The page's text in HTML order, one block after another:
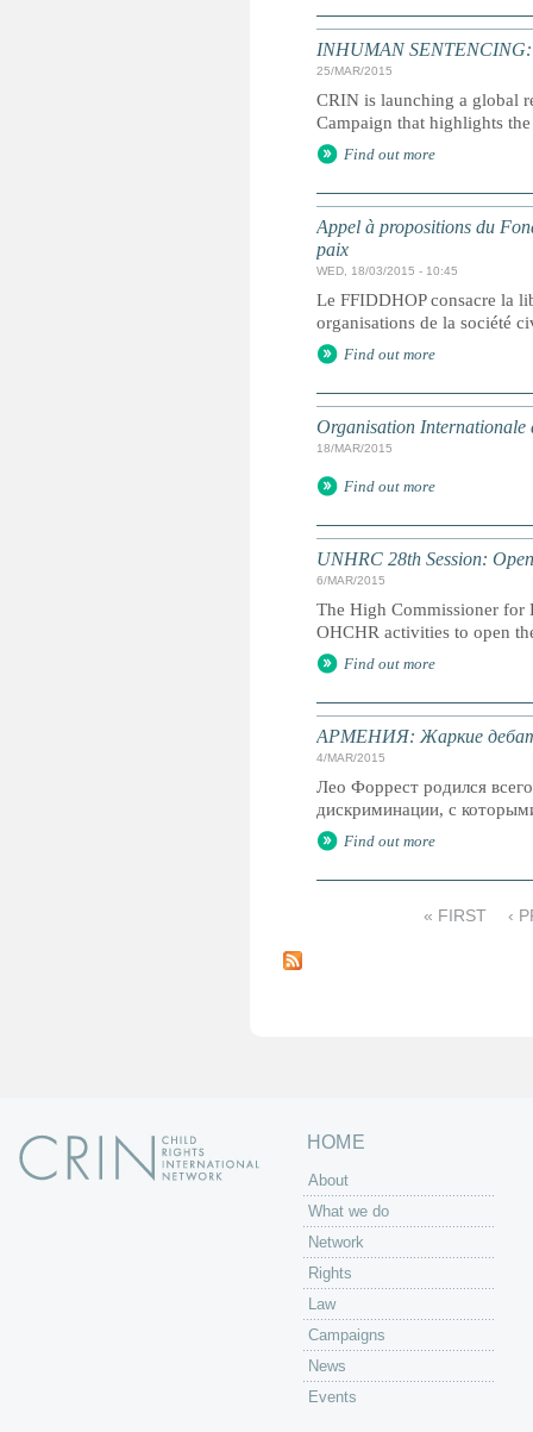
INHUMAN
25/MAR/2015
CRIN is launching a global
Campaign that highlights
Find out more
Appel à propositions du
paix
WED, 18/03/2015 - 10:45
Le FFIDDHOP consacre la
organisations de la société
Find out more
Organisation Internationale
18/MAR/2015
Find out more
UNHRC 28th Session:
6/MAR/2015
The High Commissioner for
OHCHR activities to open
Find out more
АРМЕНИЯ: Жаркие
4/MAR/2015
Лео Форрест родился
дискриминации, с
Find out more
a
« FIRST ‹
HOME
About
What we do
Network
Rights
Law
Campaigns
News
Events